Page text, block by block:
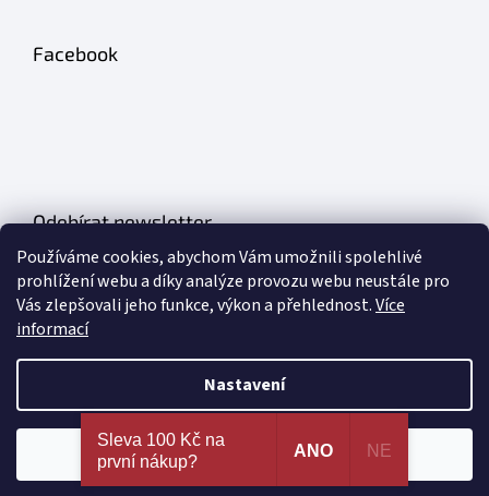
Používáme cookies, abychom Vám umožnili spolehlivé
prohlížení webu a díky analýze provozu webu neustále pro
Vás zlepšovali jeho funkce, výkon a přehlednost.Více
informací
Nastavení
Nejširší výběr erotických pomůcek a sexy prádla na
jednom místě. 100% spokojenost dle recenzí
ověřených zákazníků!
Facebook
Odebírat newsletter
Vložte svůj e-mail a my vám budeme zasílat informace o nových
produktech na našem e-shopu.
E-mail
Sleva 100 Kč na
první nákup?
ANO NE